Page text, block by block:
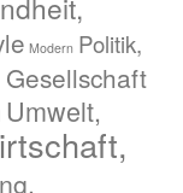
Modern Politik,
Umwelt,